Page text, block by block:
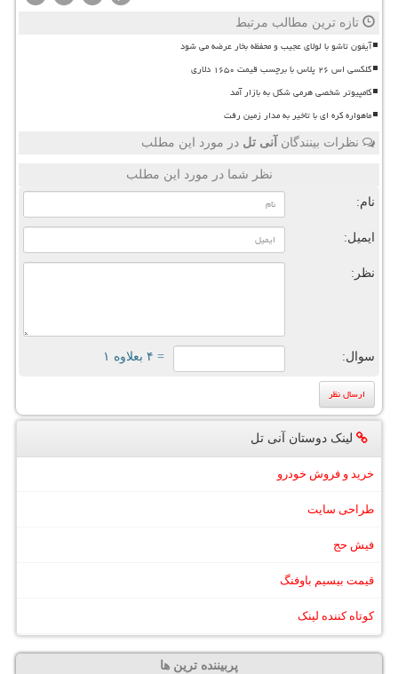
تازه ترین مطالب مرتبط
آیفون تاشو با لولای عجیب و محفظه بخار عرضه می شود
گلکسی اس ۲۶ پلاس با برچسب قیمت ۱۶۵۰ دلاری
کامپیوتر شخصی هرمی شکل به بازار آمد
ماهواره کره ای با تاخیر به مدار زمین رفت
نظرات بینندگان آنی تل در مورد این مطلب
نظر شما در مورد این مطلب
نام:
ایمیل:
نظر:
سوال: = ۴ بعلاوه ۱
لینک دوستان آنی تل
خرید و فروش خودرو
طراحی سایت
فیش حج
قیمت بیسیم باوفنگ
کوتاه کننده لینک
پربیننده ترین ها